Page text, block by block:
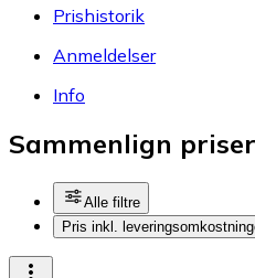
Prishistorik
Anmeldelser
Info
Sammenlign
Alle filtre
Pris inkl.